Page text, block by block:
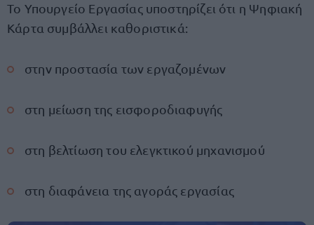
Το Υπουργείο Εργασίας υποστηρίζει ότι η Ψηφιακή
Κάρτα συμβάλλει καθοριστικά:
στην προστασία των εργαζομένων
στη μείωση της εισφοροδιαφυγής
στη βελτίωση του ελεγκτικού μηχανισμού
στη διαφάνεια της αγοράς εργασίας